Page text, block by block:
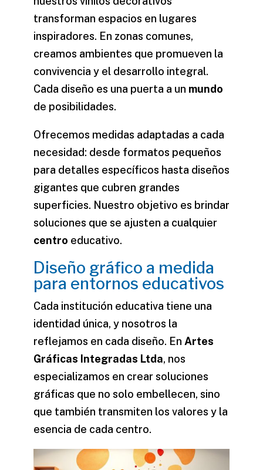
transforman espacios en lugares
inspiradores. En zonas comunes,
creamos ambientes que promueven la
convivencia y el desarrollo integral.
Cada diseño es una puerta a un mundo
de posibilidades.
Ofrecemos medidas adaptadas a cada
necesidad: desde formatos pequeños
para detalles específicos hasta diseños
gigantes que cubren grandes
superficies. Nuestro objetivo es brindar
soluciones que se ajusten a cualquier
centro educativo.
Diseño gráfico a medida
para entornos educativos
Cada institución educativa tiene una
identidad única, y nosotros la
reflejamos en cada diseño. En Artes
Gráficas Integradas Ltda, nos
especializamos en crear soluciones
gráficas que no solo embellecen, sino
que también transmiten los valores y la
esencia de cada centro.